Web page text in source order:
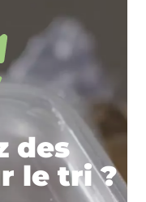
des
le tri ?